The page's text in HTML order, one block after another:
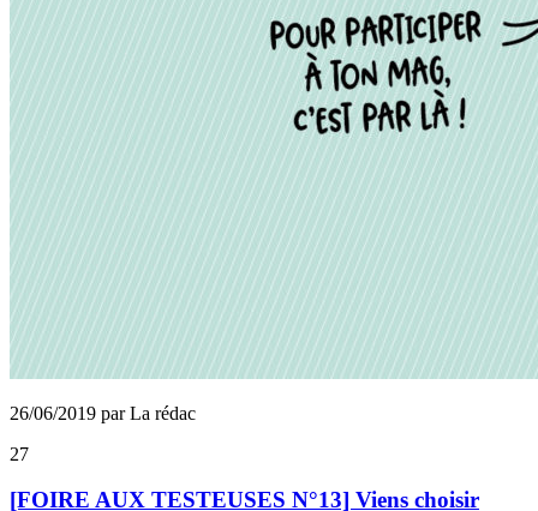
26/06/2019 par La rédac
27
[FOIRE AUX TESTEUSES N°13] Viens choisir